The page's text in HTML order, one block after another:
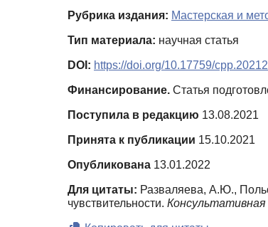
Рубрика издания: Мастерская и
Тип материала: научная статья
DOI: https://doi.org/10.17759/
Финансирование. Статья
Поступила в редакцию 13.08.2021
Принята к публикации 15.10.2021
Опубликована 13.01.2022
Для цитаты: Разваляева, А.Ю.,
чувствительности. Консультативная